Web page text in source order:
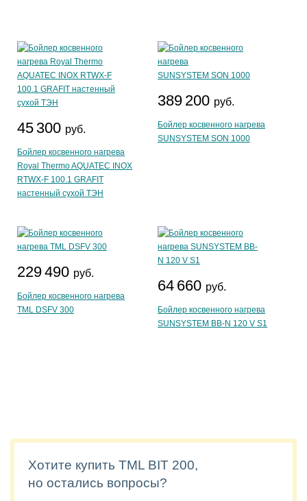
45 300 руб.
Бойлер косвенного нагрева
Royal Thermo AQUATEC INOX
RTWX-F 100.1 GRAFIT
настенный сухой ТЭН
389 200 руб.
Бойлер косвенного нагрева
SUNSYSTEM SON 1000
229 490 руб.
Бойлер косвенного нагрева
TML DSFV 300
64 660 руб.
Бойлер косвенного нагрева
SUNSYSTEM BB-N 120 V S1
Хотите купить TML BIT 200,
но остались вопросы?